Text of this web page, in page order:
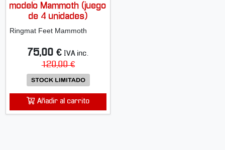
modelo Mammoth (juego
de 4 unidades)
Ringmat Feet Mammoth
75,00 € IVA inc.
120,00 €
Añadir al carrito